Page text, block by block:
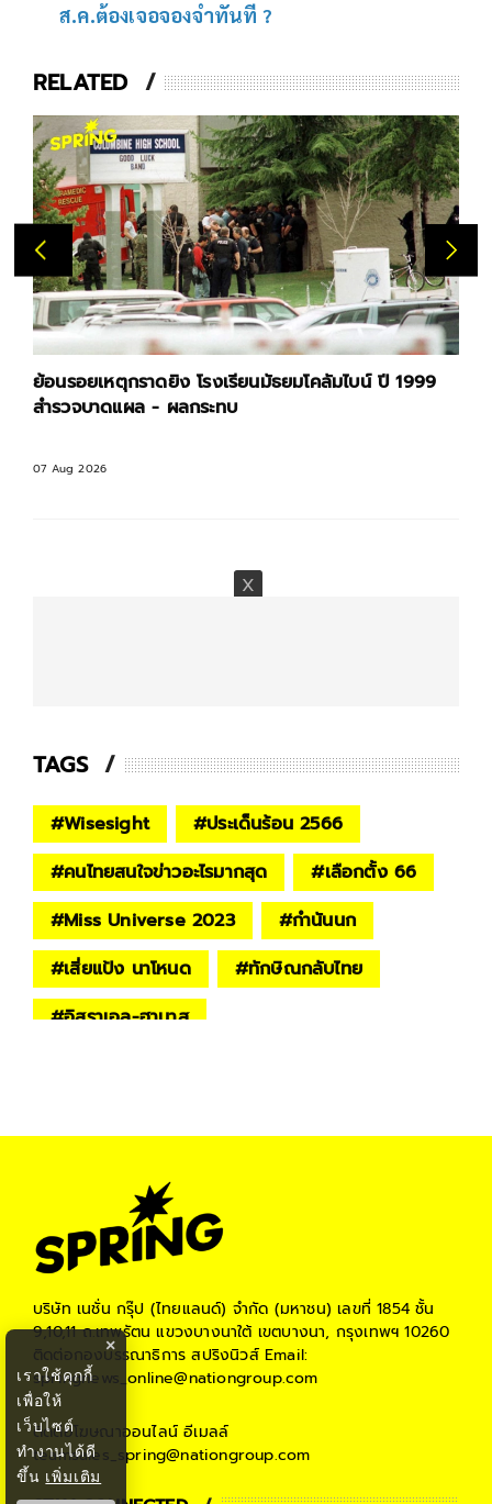
ส.ค.ต้องเจอจองจำทันที ?
RELATED
ย้อนรอยเหตุกราดยิง โรงเรียนมัธยมโคลัมไบน์ ปี 1999
สำรวจบาดแผล - ผลกระทบ
07 Aug 2026
TAGS
#Wisesight #ประเด็นร้อน 2566
#คนไทยสนใจข่าวอะไรมากสุด #เลือกตั้ง 66
#Miss Universe 2023 #กำนันนก
#เสี่ยแป้ง นาโหนด #ทักษิณกลับไทย
#อิสราเอล-ฮามาส
บริษัท เนชั่น กรุ๊ป (ไทยแลนด์) จำกัด (มหาชน) เลขที่ 1854 ชั้น
9,10,11 ถ.เทพรัตน แขวงบางนาใต้ เขตบางนา, กรุงเทพฯ 10260
ติดต่อกองบรรณาธิการ สปริงนิวส์Email:
springnews_online@nationgroup.com
ติดต่อโฆษณาออนไลน์ อีเมลล์
teamsales_spring@nationgroup.com
×
เราใช้คุกกี้
เพื่อให้
เว็บไซต์
ทำงานได้ดี
ขึ้น เพิ่มเติม